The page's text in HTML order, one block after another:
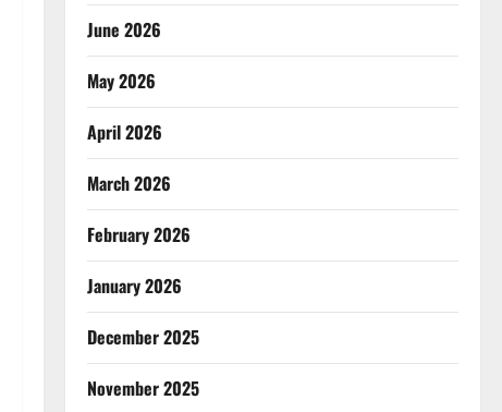
June 2026
May 2026
April 2026
March 2026
February 2026
January 2026
December 2025
November 2025